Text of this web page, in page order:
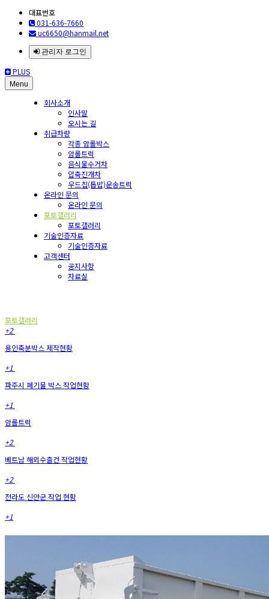
대표번호
031-636-7660
uc6650@hanmail.net
관리자 로그인
PLUS
Menu
회사소개
인사말
오시는 길
취급차량
각종 암롤박스
암롤트럭
음식물수거차
압축진개차
우드칩(톱밥)운송트럭
온라인 문의
온라인 문의
포토갤러리
포토갤러리
기술인증자료
기술인증자료
고객센터
공지사항
자료실
포토갤러리
+2
용인축분박스 제작현황
+1
파주시 폐기물 박스 작업현황
+1
암롤트럭
+2
베트남 해외수출건 작업현황
+2
전라도 신안군 작업 현황
+1